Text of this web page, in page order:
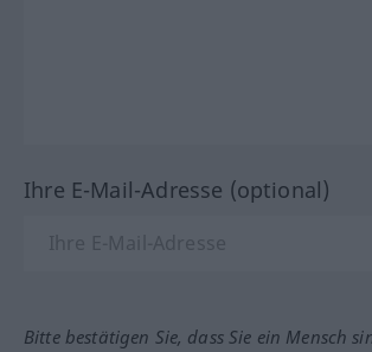
Ihre E-Mail-Adresse (optional)
Bitte bestätigen Sie, dass Sie ein Mensch